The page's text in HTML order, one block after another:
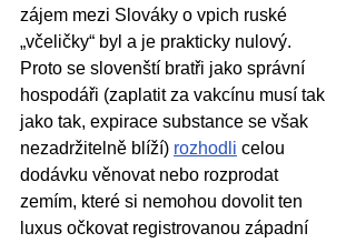
zájem mezi Slováky o vpich ruské
„včeličky“ byl a je prakticky nulový.
Proto se slovenští bratři jako správní
hospodáři (zaplatit za vakcínu musí tak
jako tak, expirace substance se však
nezadržitelně blíží) rozhodli celou
dodávku věnovat nebo rozprodat
zemím, které si nemohou dovolit ten
luxus očkovat registrovanou západní